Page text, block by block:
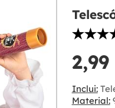
Inclui:
Material: